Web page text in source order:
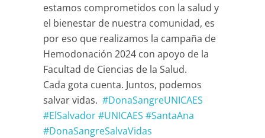
estamos comprometidos con la salud y
el bienestar de nuestra comunidad, es
por eso que realizamos la campaña de
Hemodonación 2024 con apoyo de la
Facultad de Ciencias de la Salud.
Cada gota cuenta. Juntos, podemos
salvar vidas. #DonaSangreUNICAES
#ElSalvador#UNICAES #SantaAna
#DonaSangreSalvaVidas